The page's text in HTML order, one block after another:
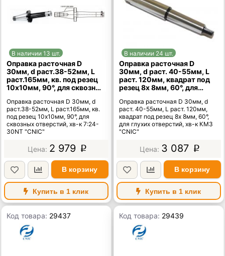
В наличии 13 шт.
Оправка расточная D
30мм, d раст.38-52мм, L
раст.165мм, кв. под резец
10х10мм, 90°, для сквозных
"CNIC"
Оправка расточная D 30мм, d
раст.38-52мм, L раст.165мм, кв.
под резец 10х10мм, 90°, для
сквозных отверстий, хв-к 7:24-
30NT "CNIC"
2 979 p
В корзину
Купить в 1 клик
В наличии 24 шт.
Оправка расточная D
30мм, d раст. 40-55мм, L
раст. 120мм, квадрат под
резец 8х 8мм, 60°, для
КМ3 "CNIC"
Оправка расточная D 30мм, d
раст. 40-55мм, L раст. 120мм,
квадрат под резец 8х 8мм, 60°,
для глухих отверстий, хв-к КМ3
"CNIC"
3 087 p
В корзину
Купить в 1 клик
Код товара: 29437 Код товара: 29439